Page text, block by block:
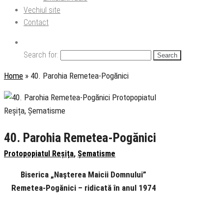
Vechiul site
Contact
Search for:
Home » 40. Parohia Remetea-Pogănici
40. Parohia Remetea-Pogănici
Protopopiatul Reșița, Șematisme
Biserica „Naşterea Maicii Domnului”
Remetea-Pogănici – ridicată în anul 1974